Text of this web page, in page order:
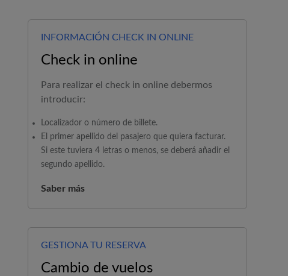
INFORMACIÓN CHECK IN ONLINE
Check in online
Para realizar el check in online debermos
introducir:
Localizador o número de billete.
El primer apellido del pasajero que quiera facturar.
Si este tuviera 4 letras o menos, se deberá añadir el
segundo apellido.
Saber más
GESTIONA TU RESERVA
Cambio de vuelos